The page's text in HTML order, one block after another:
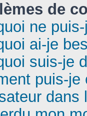
de
ne
ai-je
suis-je
puis-je